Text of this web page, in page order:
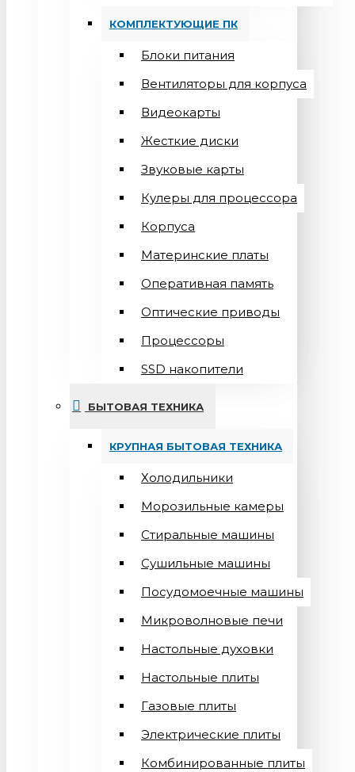
КОМПЛЕКТУЮЩИЕ ПК
Блоки питания
Вентиляторы для корпуса
Видеокарты
Жесткие диски
Звуковые карты
Кулеры для процессора
Корпуса
Материнские платы
Оперативная память
Оптические приводы
Процессоры
SSD накопители
БЫТОВАЯ ТЕХНИКА
КРУПНАЯ БЫТОВАЯ ТЕХНИКА
Холодильники
Морозильные камеры
Стиральные машины
Сушильные машины
Посудомоечные машины
Микроволновые печи
Настольные духовки
Настольные плиты
Газовые плиты
Электрические плиты
Комбинированные плиты